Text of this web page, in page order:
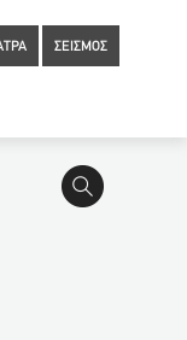
ΣΕΙΣΜΟΣ
09:00